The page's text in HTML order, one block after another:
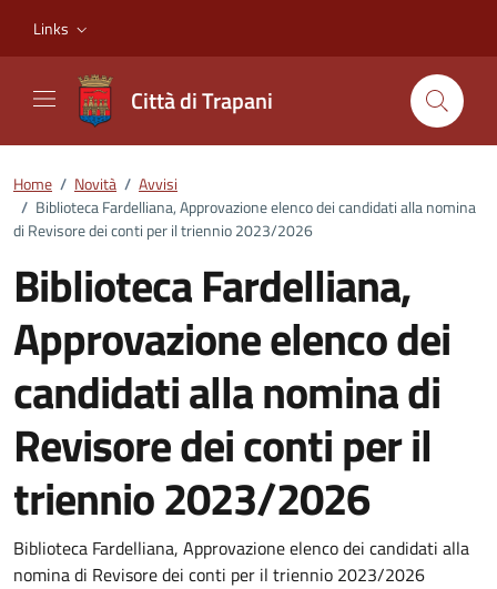
Links
Città di Trapani
Home / Novità / Avvisi
/ Biblioteca Fardelliana, Approvazione elenco dei candidati alla nomina
di Revisore dei conti per il triennio 2023/2026
Biblioteca Fardelliana,
Approvazione elenco dei
candidati alla nomina di
Revisore dei conti per il
triennio 2023/2026
Dettagli della notizia
Biblioteca Fardelliana, Approvazione elenco dei candidati alla
nomina di Revisore dei conti per il triennio 2023/2026